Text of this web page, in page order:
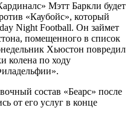
Мэтт Баркли будет
«Каубойс», который
Night Football. Он займет
помещенного в список
Хьюстон повредил
колена по ходу
состав «Беарс» после
от его услуг в конце